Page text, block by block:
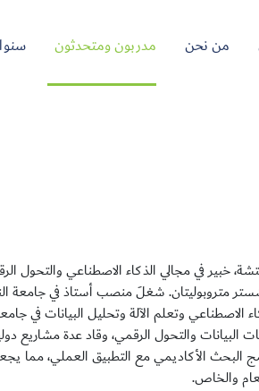
من نحن مدربون ومتحدثون
خبير في مجالي الذكاء الاصطناعي والتحول
متروبوليتان. شغلَ منصب أستاذ في جامعة
البيانات والتحول الرقمي، وقاد عدة مشاريع
البحث الأكاديمي مع التطبيق العملي، مما
والخاص.